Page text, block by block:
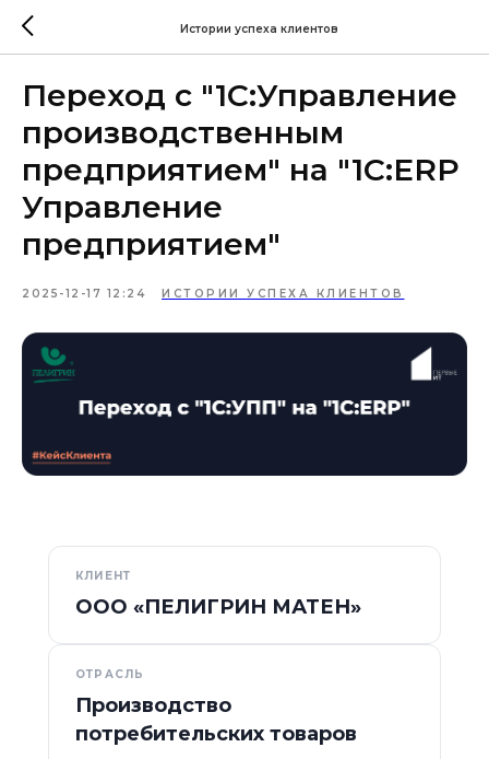
Истории успеха клиентов
Переход с "1С:Управление
производственным
предприятием" на "1С:ERP
Управление
предприятием"
2025-12-17 12:24 ИСТОРИИ УСПЕХА КЛИЕНТОВ
КЛИЕНТ
ООО «ПЕЛИГРИН МАТЕН»
ОТРАСЛЬ
Производство
потребительских товаров